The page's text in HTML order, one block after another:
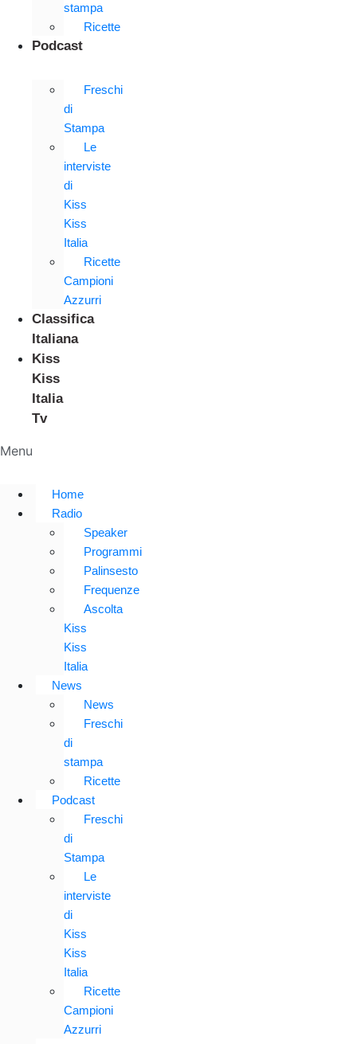
stampa
Ricette
Podcast
Freschi
di
Stampa
Le
interviste
di
Kiss
Kiss
Italia
Ricette
Campioni
Azzurri
Classifica
Italiana
Kiss
Kiss
Italia
Tv
Menu
Home
Radio
Speaker
Programmi
Palinsesto
Frequenze
Ascolta
Kiss
Kiss
Italia
News
News
Freschi
di
stampa
Ricette
Podcast
Freschi
di
Stampa
Le
interviste
di
Kiss
Kiss
Italia
Ricette
Campioni
Azzurri